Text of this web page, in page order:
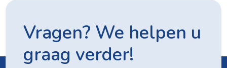
Vragen? We helpen u
graag verder!